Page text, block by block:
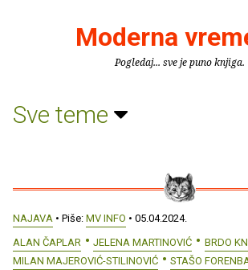
Moderna
Pogledaj... sve je puno knjiga.
Sve teme
NAJAVA • Piše: MV INFO • 05.04.2024.
ALAN ČAPLAR
JELENA MARTINOVIĆ
BRDO
MILAN MAJEROVIĆ-STILINOVIĆ
STAŠO